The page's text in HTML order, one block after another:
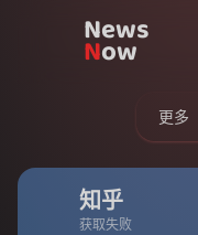
News
Now
更多
知乎
获取失败